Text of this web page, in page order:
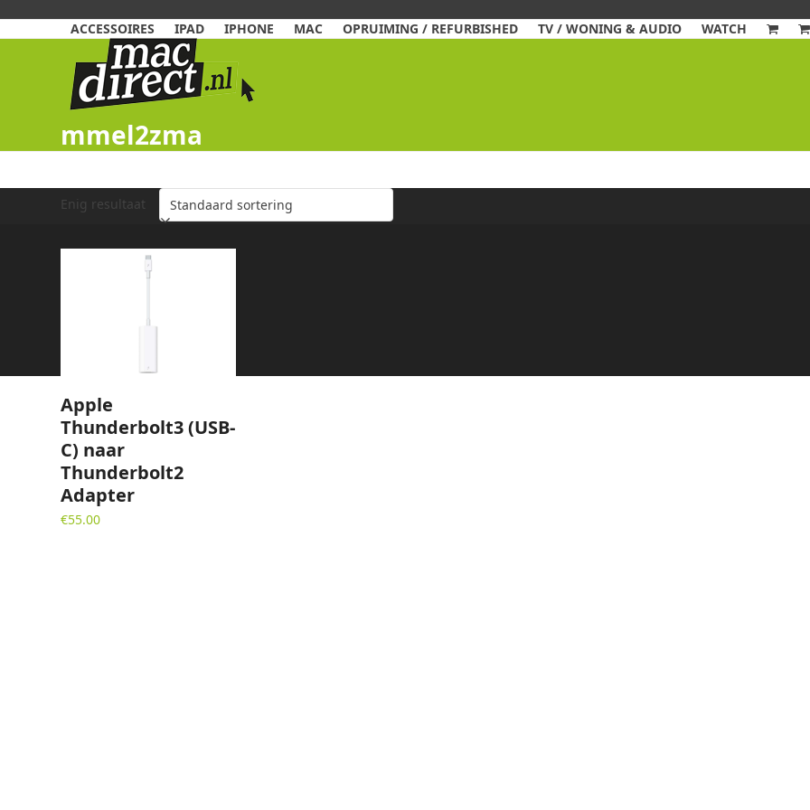
ACCESSOIRES
IPAD IPHONE MAC OPRUIMING / REFURBISHED TV / WONING & AUDIO WATCH
mmel2zma
Enig resultaat
Apple
Thunderbolt3 (USB-
C) naar
Thunderbolt2
Adapter
€55.00